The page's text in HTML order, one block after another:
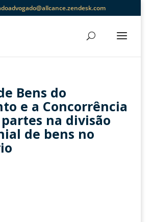
Bens do
e a Concorrência
na divisão
de bens no